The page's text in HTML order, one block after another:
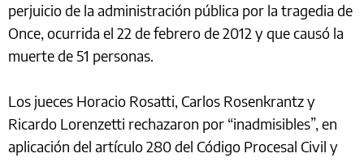
perjuicio de la administración pública por la tragedia de
Once, ocurrida el 22 de febrero de 2012 y que causó la
muerte de 51 personas.
Los jueces Horacio Rosatti, Carlos Rosenkrantz y
Ricardo Lorenzetti rechazaron por “inadmisibles”, en
aplicación del artículo 280 del Código Procesal Civil y